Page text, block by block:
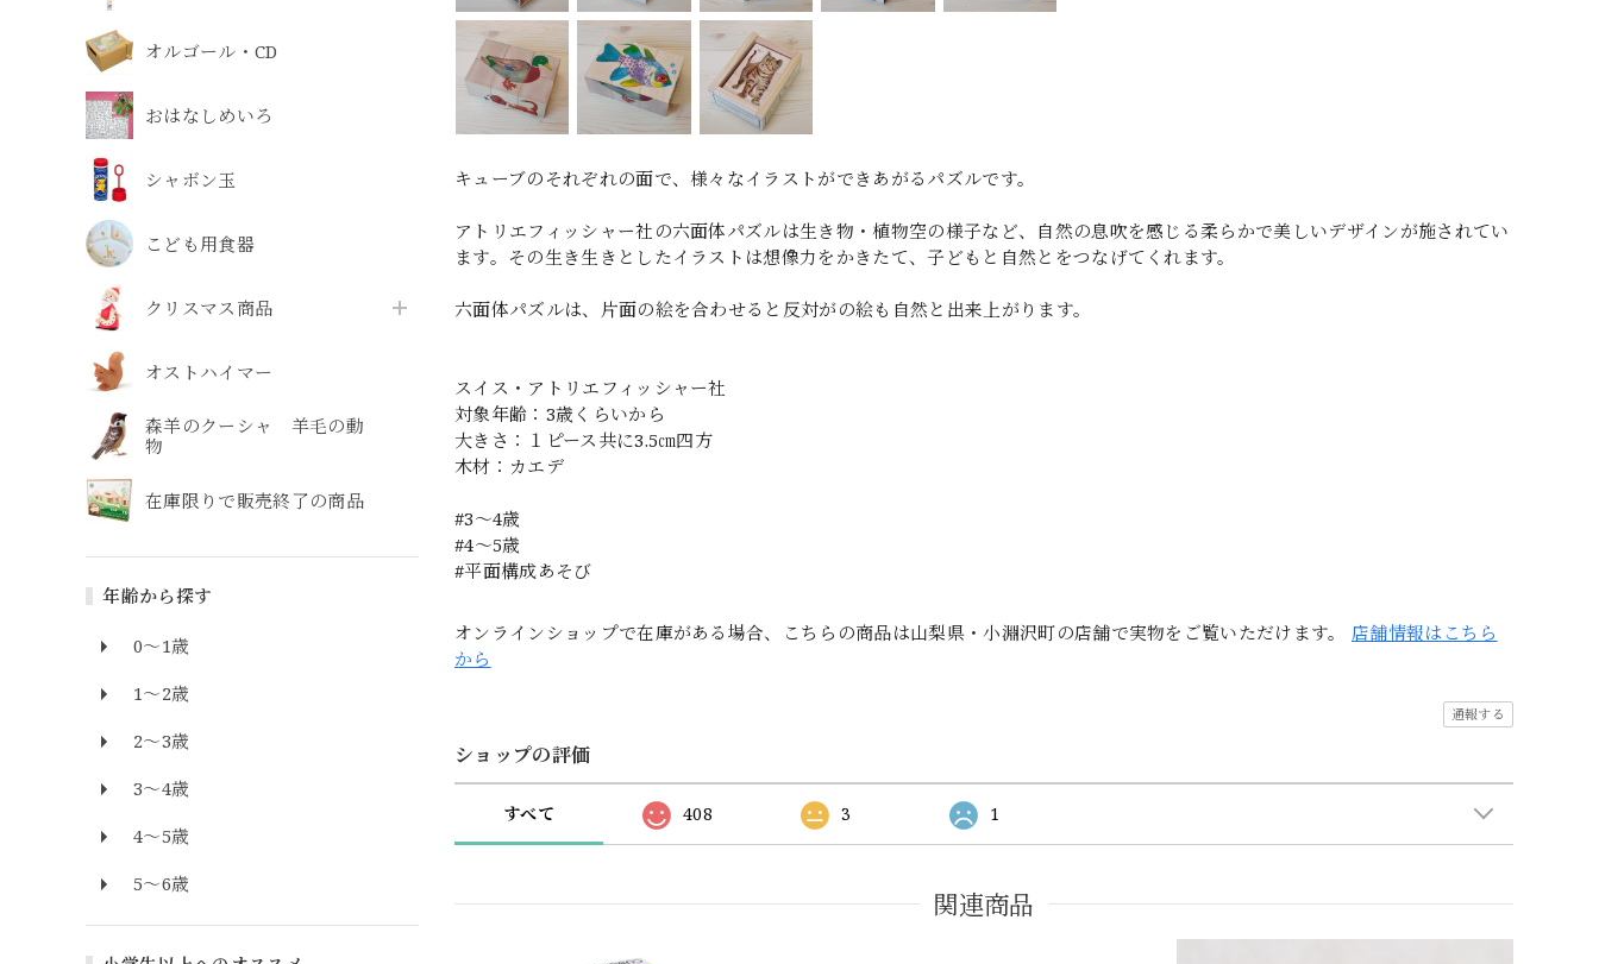
オルゴール・CD
おはなしめいろ
シャボン玉
こども用食器
クリスマス商品
オストハイマー
森羊のクーシャ 羊毛の動
物
在庫限りで販売終了の商品
年齢から探す
0～1歳
1～2歳
2～3歳
3～4歳
4～5歳
5～6歳
キューブのそれぞれの面で、様々なイラストができあがるパズルです。
アトリエフィッシャー社の六面体パズルは生き物・植物空の様子など、自然の息吹を感じる柔らかで美しいデザインが施されてい
ます。その生き生きとしたイラストは想像力をかきたて、子どもと自然とをつなげてくれます。
六面体パズルは、片面の絵を合わせると反対がの絵も自然と出来上がります。
スイス・アトリエフィッシャー社
対象年齢：3歳くらいから
大きさ：１ピース共に3.5㎝四方
木材：カエデ
#3〜4歳
#4〜5歳
#平面構成あそび
オンラインショップで在庫がある場合、こちらの商品は山梨県・小淵沢町の店舗で実物をご覧いただけます。 店舗情報はこちら
から
通報する
ショップの評価
すべて 408 3 1
関連商品